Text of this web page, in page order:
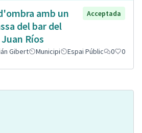
amb un
del bar del
Ríos
Acceptada
Gibert Municipi Espai Públic 0 0